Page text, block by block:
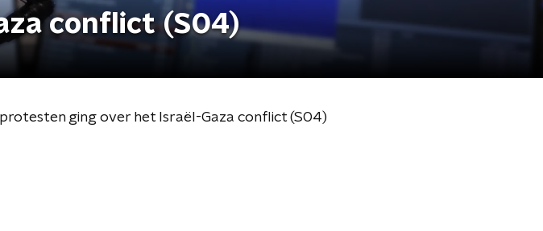
conflict (S04)
ging over het Israël-Gaza conflict (S04)